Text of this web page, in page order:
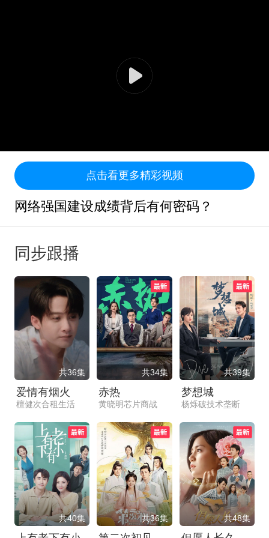
点击看更多精彩视频
网络强国建设成绩背后有何密码？
同步跟播
共36集
爱情有烟火
檀健次合租生活
共34集
赤热
黄晓明芯片商战
共39集
梦想城
杨烁破技术垄断
共40集 共36集 共48集